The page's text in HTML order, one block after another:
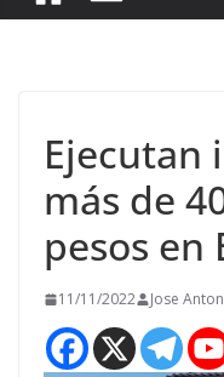
Ejecutan
más de
pesos en
11/11/2022 Jose